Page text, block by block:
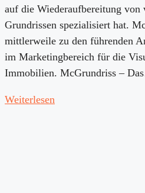
auf die Wiederaufbereitung von
Grundrissen spezialisiert hat.
mittlerweile zu den führenden
im Marketingbereich für die
Immobilien. McGrundriss –
Weiterlesen